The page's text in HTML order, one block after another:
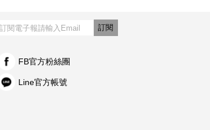
訂閱
FB官方粉絲團
Line官方帳號